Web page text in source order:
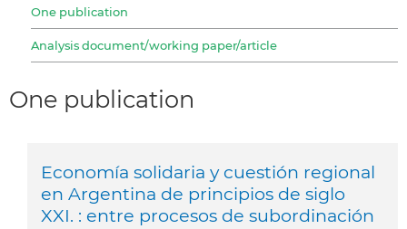
One publication
Analysis document/working paper/article
One publication
Economía solidaria y cuestión regional
en Argentina de principios de siglo
XXI. : entre procesos de subordinación